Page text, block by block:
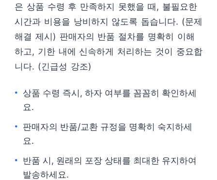
은 상품 수령 후 만족하지 못했을 때, 불필요한
시간과 비용을 낭비하지 않도록 돕습니다. (문제
해결 제시) 판매자의 반품 절차를 명확히 이해
하고, 기한 내에 신속하게 처리하는 것이 중요합
니다. (긴급성 강조)
상품 수령 즉시, 하자 여부를 꼼꼼히 확인하세
요.
판매자의 반품/교환 규정을 명확히 숙지하세
요.
반품 시, 원래의 포장 상태를 최대한 유지하여
발송하세요.